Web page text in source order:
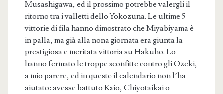
Musashigawa, ed il prossimo potrebbe valergli il
ritorno tra i valletti dello Yokozuna. Le ultime 5
vittorie di fila hanno dimostrato che Miyabiyama è
in palla, ma già alla nona giornata era giunta la
prestigiosa e meritata vittoria su Hakuho. Lo
hanno fermato le troppe sconfitte contro gli Ozeki,
a mio parere, ed in questo il calendario non l’ha
aiutato: avesse battuto Kaio, Chiyotaikai o